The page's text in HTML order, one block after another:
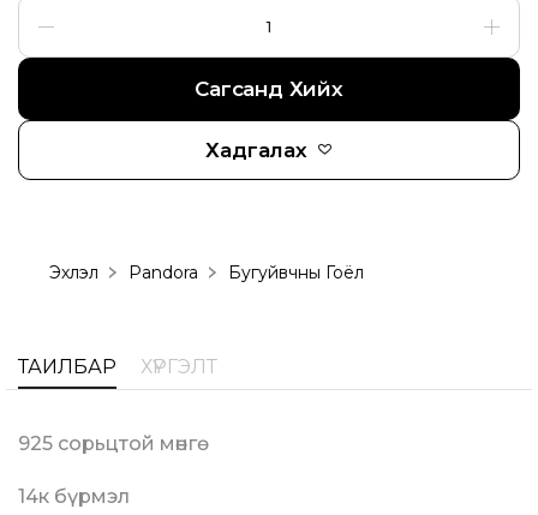
Сагсанд Хийх
Хадгалах
Эхлэл Pandora Бугуйвчны Гоёл
ТАЙЛБАР ХҮРГЭЛТ
925 сорьцтой мөнгө
14к бүрмэл